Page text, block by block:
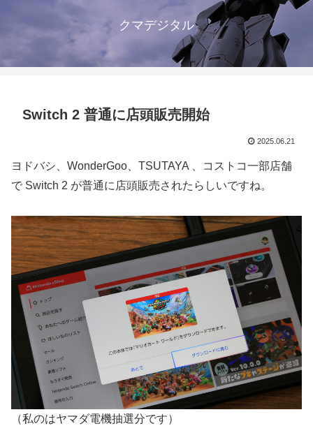
クマデジタル
Switch 2 普通に店頭販売開始
2025.06.21
ヨドバシ、WonderGoo、TSUTAYA 、コストコ一部店舗
で Switch 2 が普通に店頭販売されたらしいですね。
（私のはヤマダ電機抽選分です）